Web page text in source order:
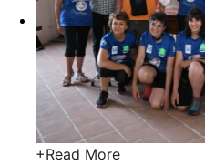
+Read More